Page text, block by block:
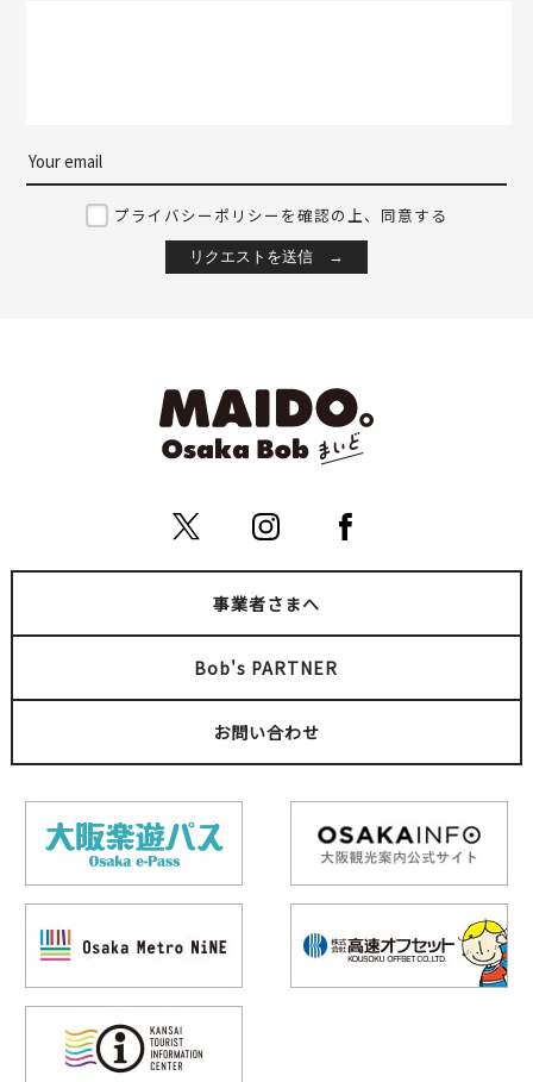
プライバシーポリシーを確認の上、同意する
事業者さまへ
Bob's PARTNER
お問い合わせ